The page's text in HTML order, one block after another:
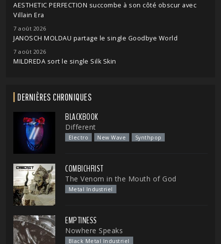
AESTHETIC PERFECTION succombe à son côté obscur avec
Villain Era
7 août 2026
JANOSCH MOLDAU partage le single Goodbye World
7 août 2026
MILDREDA sort le single Silk Skin
DERNIÈRES CHRONIQUES
BLACKBOOK
Different
Electro New Wave Synthpop
COMBICHRIST
The Venom in the Mouth of God
Metal Industriel
EMPTINESS
Nowhere Speaks
Black Metal Industriel